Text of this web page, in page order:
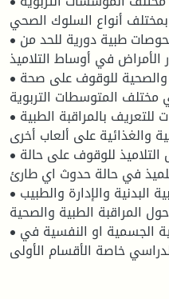
أنواع السلوك الصحي.
• توعية التلاميذ بضرورة إجراء فحوصات طبية دورية للحد من
الأمراض في أوساط التلاميذ.
• فتح مراكز المراقبة الطبية والصحية للوقوف على صحة
مختلف المتوسطات التربوية.
• ضرورة إجراء العديد من الدراسات للتعريف بالمراقبة الطبية
والغذائية على ألعاب أخرى.
• ضرورة وضع ملف طبي خاص بكل التلاميذ للوقوف على حالة
في حالة حدوث اي طارئ.
• ضرورة التنسيق بين أساتذة التربية البدنية والإدارة والطبيب
المراقبة الطبية والصحية .
• ضرورة الكشف عن الحالات المرضية الجسمية او النفسية في
خاصة الأقسام الأولى.